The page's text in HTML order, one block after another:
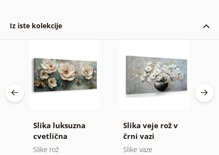
Iz iste kolekcije
Slika luksuzna
cvetlična
harmonija
Slike rož
Slika veje rož v
črni vazi
Slike vaze